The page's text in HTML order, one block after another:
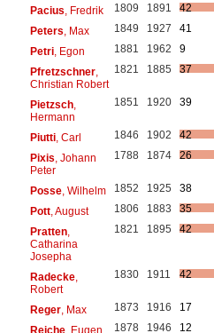
Pacius , Fredrik 1809 1891
42
Peters , Max 1849 1927
41
Petri, Egon 1881 1962
9
Pfretzschner,
Christian Robert
1821 1885 37
Pietzsch,
Hermann
1851 1920 39
Piutti, Carl 1846 1902
42
Pixis , Johann
Peter
1788 1874 26
Posse, Wilhelm 1852 1925
38
Pott, August 1806 1883
35
Pratten,
Catharina
Josepha
1821 1895 42
Radecke,
Robert
1830 1911 42
Reger, Max 1873 1916
17
Reiche, Eugen 1878 1946 12